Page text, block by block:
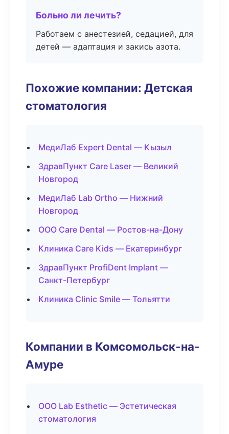
Больно ли лечить?
Работаем с анестезией, седацией, для
детей — адаптация и закись азота.
Похожие компании: Детская
стоматология
МедиЛаб Expert Dental — Кызыл
ЗдравПункт Care Laser — Великий
Новгород
МедиЛаб Lab Ortho — Нижний
Новгород
ООО Care Dental — Ростов-на-Дону
Клиника Care Kids — Екатеринбург
ЗдравПункт ProfiDent Implant —
Санкт-Петербург
Клиника Clinic Smile — Тольятти
Компании в Комсомольск-на-
Амуре
ООО Lab Esthetic — Эстетическая
стоматология